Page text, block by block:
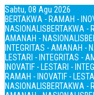
Sabtu, 08 Agu 2026
BERTAKWA - RAMAH -
NASIONALISBERTAKWA -
AMANAH - NASIONALIS
INTEGRITAS - AMANAH -
LESTARI - INTEGRITAS -
INOVATIF - LESTARI -
RAMAH - INOVATIF -
NASIONALISBERTAKWA -